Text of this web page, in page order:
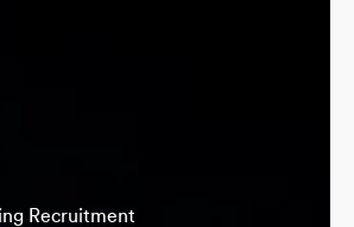
Recruitment